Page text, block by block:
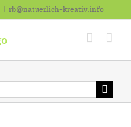
| rb@natuerlich-kreativ.info